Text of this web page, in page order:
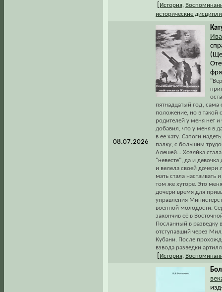
История
исторические
08.07.2026
пятнадцатый год,
положение, но в такой
родителей у меня нет и
добавил, что у меня в
в ее хату. Сапоги
палку, с большим
Алешей... Хозяйка
"невесте", да и
и велела своей дочери
мать стала настаивать
том же хуторе. Это
дочери время для
управления
военной молодости.
закончив её в
Посланный в разведку
отступавший через
Кубани. После
взвода разведки
История